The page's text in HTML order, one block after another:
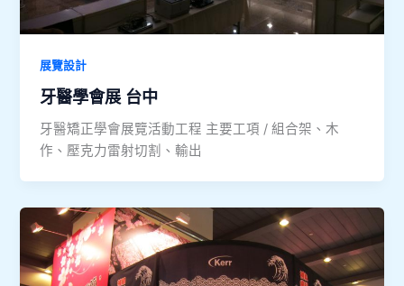
展覽設計
牙醫學會展 台中
牙醫矯正學會展覽活動工程 主要工項 / 組合架、木
作、壓克力雷射切割、輸出